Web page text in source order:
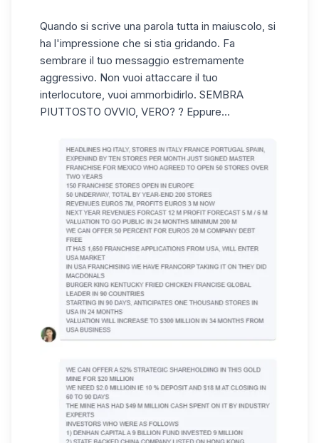
Quando si scrive una parola tutta in maiuscolo, si
ha l'impressione che si stia gridando. Fa
sembrare il tuo messaggio estremamente
aggressivo. Non vuoi attaccare il tuo
interlocutore, vuoi ammorbidirlo. SEMBRA
PIUTTOSTO OVVIO, VERO? ? Eppure...